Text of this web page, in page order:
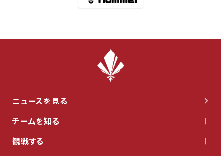
ニュースを見る
チームを知る
観戦する